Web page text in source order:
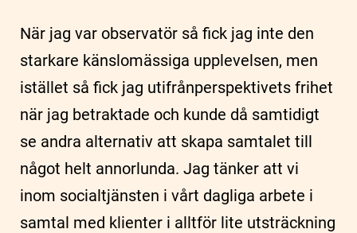
När jag var observatör så fick jag inte den
starkare känslomässiga upplevelsen, men
istället så fick jag utifrånperspektivets frihet
när jag betraktade och kunde då samtidigt
se andra alternativ att skapa samtalet till
något helt annorlunda. Jag tänker att vi
inom socialtjänsten i vårt dagliga arbete i
samtal med klienter i alltför lite utsträckning